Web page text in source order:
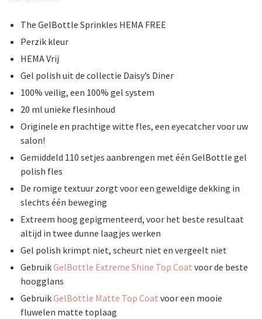
The GelBottle Sprinkles HEMA FREE
Perzik kleur
HEMA Vrij
Gel polish uit de collectie Daisy’s Diner
100% veilig, een 100% gel system
20 ml unieke flesinhoud
Originele en prachtige witte fles, een eyecatcher voor uw
salon!
Gemiddeld 110 setjes aanbrengen met één GelBottle gel
polish fles
De romige textuur zorgt voor een geweldige dekking in
slechts één beweging
Extreem hoog gepigmenteerd, voor het beste resultaat
altijd in twee dunne laagjes werken
Gel polish krimpt niet, scheurt niet en vergeelt niet
GebruikGelBottle Extreme Shine Top Coat voor de beste
hoogglans
GebruikGelBottle Matte Top Coat voor een mooie
fluwelen matte toplaag